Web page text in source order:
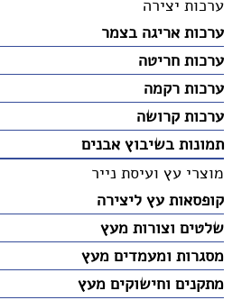
ערכות יצירה
ערכות אריגה בצמר
ערכות חריטה
ערכות רקמה
ערכות קרושה
תמונות בשיבוץ אבנים
מוצרי עץ ועיסת נייר
קופסאות עץ ליצירה
שלטים וצורות מעץ
מסגרות ומעמדים מעץ
מתקנים וחישוקים מעץ